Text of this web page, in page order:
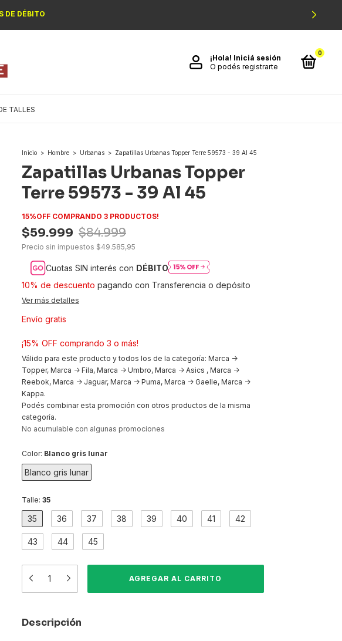
DE DÉBITO
¡Hola! Iniciá sesión
O podés registrarte
0
TALLES
Inicio > Hombre > Urbanas > Zapatillas Urbanas Topper Terre 59573 - 39 Al 45
Zapatillas Urbanas Topper
Terre 59573 - 39 Al 45
15%OFF COMPRANDO 3 PRODUCTOS!
$59.999 $84.999
Precio sin impuestos $49.585,95
Cuotas SIN interés con DÉBITO
10% de descuento pagando con Transferencia o depósito
Ver más detalles
Envío gratis
¡15% OFF comprando 3 o más!
Válido para este producto y todos los de la categoría: Marca ->
Topper, Marca -> Fila, Marca -> Umbro, Marca -> Asics , Marca ->
Reebok, Marca -> Jaguar, Marca -> Puma, Marca -> Gaelle, Marca ->
Kappa.
Podés combinar esta promoción con otros productos de la misma
categoría.
No acumulable con algunas promociones
Color: Blanco gris lunar
Blanco gris lunar
Talle: 35
35 36 37 38 39 40 41 42
43 44 45
Descripción